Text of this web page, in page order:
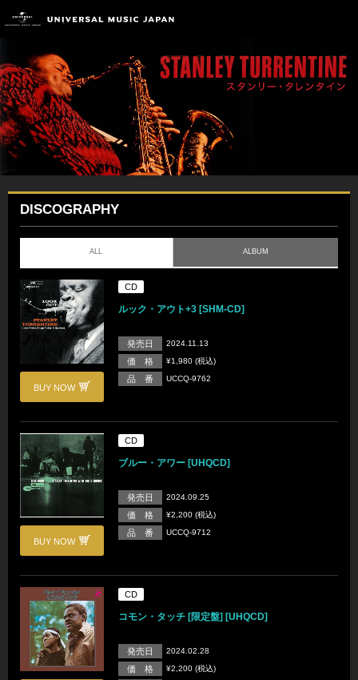
DISCOGRAPHY
ALL ALBUM
BUY NOW
CD
ルック・アウト+3 [SHM-CD]
発売日 2024.11.13
価 格 ¥1,980 (税込)
品 番 UCCQ-9762
BUY NOW
CD
ブルー・アワー [UHQCD]
発売日 2024.09.25
価 格 ¥2,200 (税込)
品 番 UCCQ-9712
CD
コモン・タッチ [限定盤] [UHQCD]
発売日 2024.02.28
価 格 ¥2,200 (税込)